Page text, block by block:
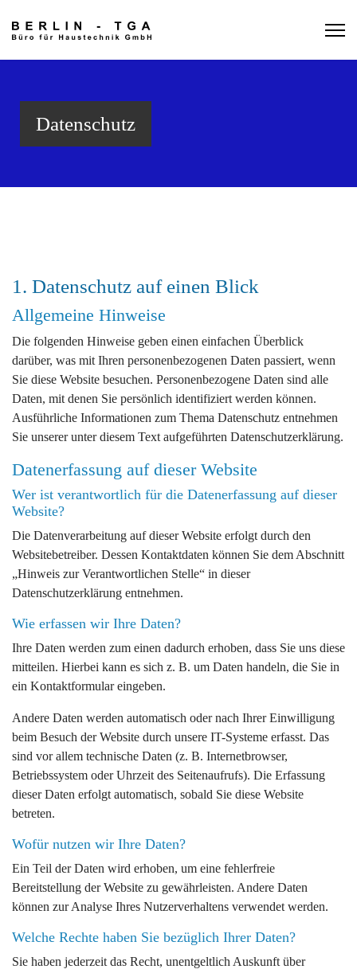
Datenschutz
1. Datenschutz auf einen Blick
Allgemeine Hinweise
Die folgenden Hinweise geben einen einfachen Überblick
darüber, was mit Ihren personenbezogenen Daten passiert, wenn
Sie diese Website besuchen. Personenbezogene Daten sind alle
Daten, mit denen Sie persönlich identifiziert werden können.
Ausführliche Informationen zum Thema Datenschutz entnehmen
Sie unserer unter diesem Text aufgeführten Datenschutzerklärung.
Datenerfassung auf dieser Website
Wer ist verantwortlich für die Datenerfassung auf dieser
Website?
Die Datenverarbeitung auf dieser Website erfolgt durch den
Websitebetreiber. Dessen Kontaktdaten können Sie dem Abschnitt
„Hinweis zur Verantwortlichen Stelle“ in dieser
Datenschutzerklärung entnehmen.
Wie erfassen wir Ihre Daten?
Ihre Daten werden zum einen dadurch erhoben, dass Sie uns diese
mitteilen. Hierbei kann es sich z. B. um Daten handeln, die Sie in
ein Kontaktformular eingeben.
Andere Daten werden automatisch oder nach Ihrer Einwilligung
beim Besuch der Website durch unsere IT-Systeme erfasst. Das
sind vor allem technische Daten (z. B. Internetbrowser,
Betriebssystem oder Uhrzeit des Seitenaufrufs). Die Erfassung
dieser Daten erfolgt automatisch, sobald Sie diese Website
betreten.
Wofür nutzen wir Ihre Daten?
Ein Teil der Daten wird erhoben, um eine fehlerfreie
Bereitstellung der Website zu gewährleisten. Andere Daten
können zur Analyse Ihres Nutzerverhaltens verwendet werden.
Welche Rechte haben Sie bezüglich Ihrer Daten?
Sie haben jederzeit das Recht, unentgeltlich Auskunft über